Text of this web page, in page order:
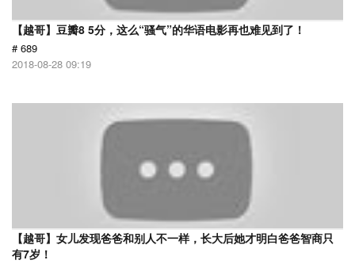
【越哥】豆瓣8 5分，这么“骚气”的华语电影再也难见到了！
# 689
2018-08-28 09:19
【越哥】女儿发现爸爸和别人不一样，长大后她才明白爸爸智商只
有7岁！